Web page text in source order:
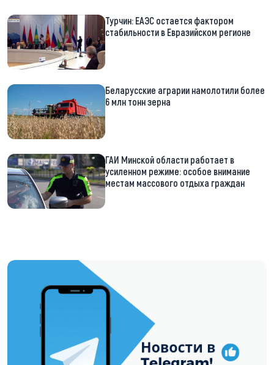
Турчин: ЕАЭС остается фактором
стабильности в Евразийском регионе
Беларусские аграрии намолотили более
6 млн тонн зерна
ГАИ Минской области работает в
усиленном режиме: особое внимание
местам массового отдыха граждан
https://t.me/minskctvby